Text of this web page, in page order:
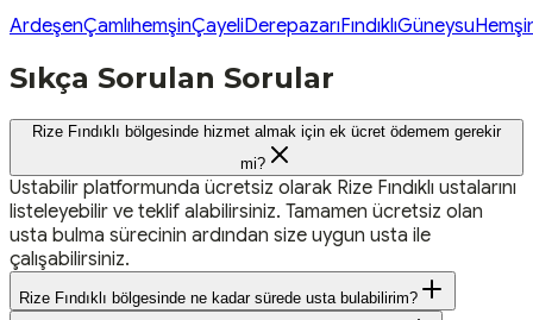
ArdeşenÇamlıhemşinÇayeliDerepazarıFındıklıGüneysu
Sıkça Sorulan Sorular
Rize Fındıklı bölgesinde hizmet almak için ek ücret ödemem gerekir
mi?
Ustabilir platformunda ücretsiz olarak Rize Fındıklı ustalarını
listeleyebilir ve teklif alabilirsiniz. Tamamen ücretsiz olan
usta bulma sürecinin ardından size uygun usta ile
çalışabilirsiniz.
Rize Fındıklı bölgesinde ne kadar sürede usta bulabilirim?